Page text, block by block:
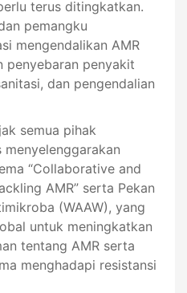
terus ditingkatkan.
pemangku
mengendalikan AMR
penyebaran penyakit
dan pengendalian
semua pihak
menyelenggarakan
“Collaborative and
AMR” serta Pekan
(WAAW), yang
untuk meningkatkan
tentang AMR serta
menghadapi resistansi